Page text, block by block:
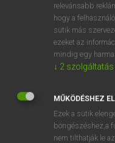
EGYÉNI
relevánsabb
hogy a
sütik más
ezeket az
mindig egy
↓ 2 szolgáltatás
MŰKÖDÉSHEZ
Ezek a sütik
böngészéshez,a
nem tilthatják le